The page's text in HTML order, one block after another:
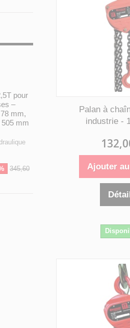
pour
–
mm,
505 mm
345,60
Palan à
industrie -
Ajouter